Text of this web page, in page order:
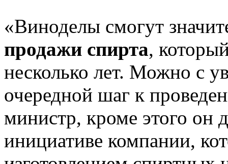
«Виноделы смогут
продажи спирта,
несколько лет. Можно с
очередной шаг к
министр, кроме этого он
инициативе компании,